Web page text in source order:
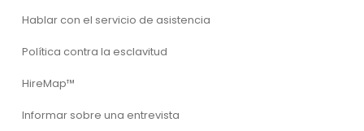
Hablar con el servicio de asistencia
Política contra la esclavitud
HireMap™
Informar sobre una entrevista